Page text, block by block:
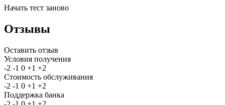
Начать тест заново
Отзывы
Оставить отзыв
Условия получения
-2 -1 0 +1 +2
Стоимость обслуживания
-2 -1 0 +1 +2
Поддержка банка